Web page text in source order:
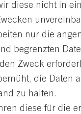
diese nicht in
nur die
begrenzten
Zweck
die Daten
zu halten.
diese für die